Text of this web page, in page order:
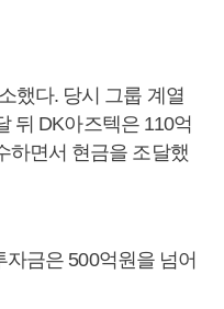
했다. 당시 그룹 계열
뒤 DK아즈텍은 110억
하면서 현금을 조달했
금은 500억원을 넘어